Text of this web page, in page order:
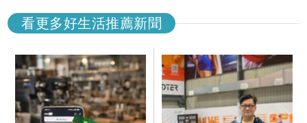
看更多好生活推薦新聞